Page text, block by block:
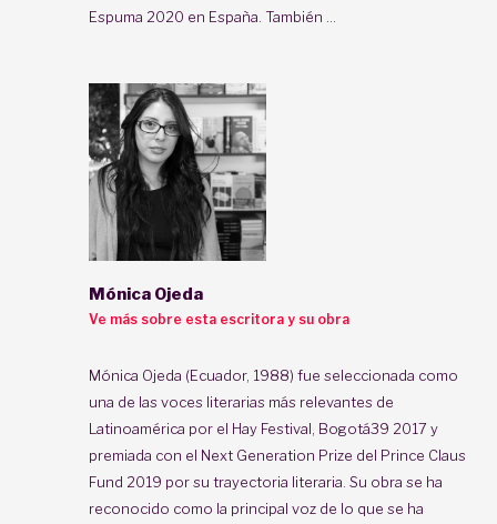
Espuma 2020 en España. También ...
Mónica Ojeda
Ve más sobre esta escritora y su obra
Mónica Ojeda (Ecuador, 1988) fue seleccionada como
una de las voces literarias más relevantes de
Latinoamérica por el Hay Festival, Bogotá39 2017 y
premiada con el Next Generation Prize del Prince Claus
Fund 2019 por su trayectoria literaria. Su obra se ha
reconocido como la principal voz de lo que se ha